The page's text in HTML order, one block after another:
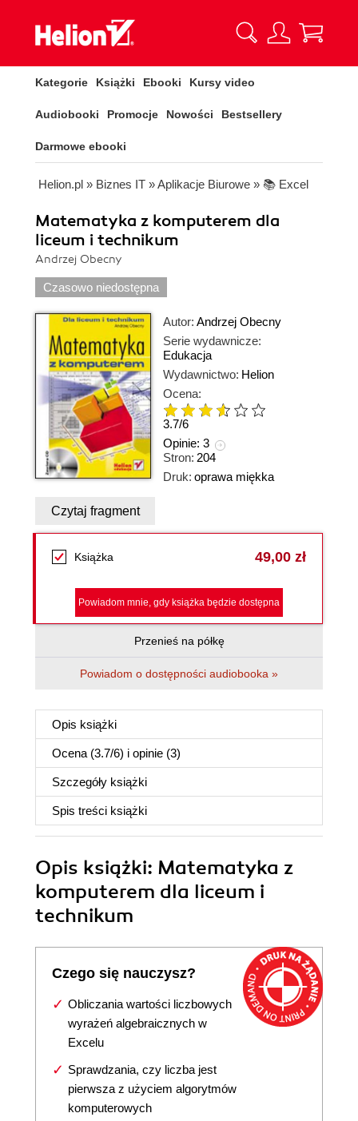
Kategorie Książki Ebooki Kursy video
Audiobooki Promocje Nowości Bestsellery
Darmowe ebooki
Helion.pl » Biznes IT »Aplikacje Biurowe » 📚 Excel
Matematyka z komputerem dla
liceum i technikum
Andrzej Obecny
Czasowo niedostępna
Autor: Andrzej Obecny
Serie wydawnicze:
Edukacja
Wydawnictwo: Helion
Ocena:
3.7/6
Opinie: 3
Stron: 204
Druk: oprawa miękka
Czytaj fragment
Książka 49,00 zł
Powiadom mnie, gdy książka będzie dostępna
Przenieś na półkę
Powiadom o dostępności audiobooka »
Opis książki
Ocena (3.7/6) i opinie (3)
Szczegóły książki
Spis treści książki
Opis książki: Matematyka z
komputerem dla liceum i
technikum
Czego się nauczysz?
Obliczania wartości liczbowych
wyrażeń algebraicznych w
Excelu
Sprawdzania, czy liczba jest
pierwsza z użyciem algorytmów
komputerowych